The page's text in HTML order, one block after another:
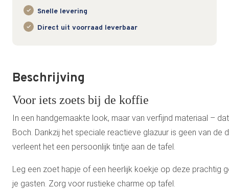
Snelle levering
Direct uit voorraad leverbaar
Beschrijving
Voor iets zoets bij de koffie
In een handgemaakte look, maar van verfijnd materiaal –
Boch. Dankzij het speciale reactieve glazuur is geen van de
verleent het een persoonlijk tintje aan de tafel.
Leg een zoet hapje of een heerlijk koekje op deze prachtig
je gasten. Zorg voor rustieke charme op tafel.